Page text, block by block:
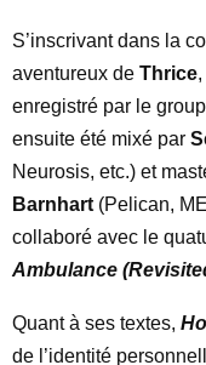
S’inscrivant dans la
aventureux de Thrice,
enregistré par le
ensuite été mixé par
Neurosis, etc.) et
Barnhart (Pelican,
collaboré avec le
Ambulance
Quant à ses textes,
de l’identité